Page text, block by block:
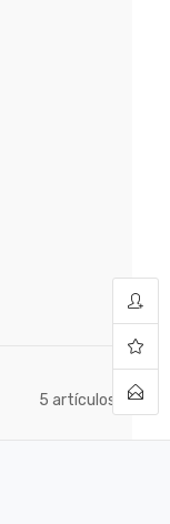
5 artículos